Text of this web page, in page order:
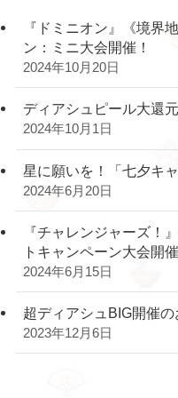
『ドミニオン』《境界
ン：ミニ大会開催！
2024年10月20日
ディアシュピール大還
2024年10月1日
星に願いを！「七夕キ
2024年6月20日
『チャレンジャーズ！
トキャンペーン大会開催
2024年6月15日
超ディアシュBIG開催
2023年12月6日